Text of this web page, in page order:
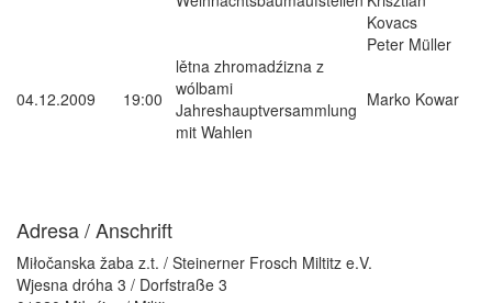
Kovacs
Peter Müller
04.12.2009 19:00
lětna zhromadźizna z
wólbami
Jahreshauptversammlung
mit Wahlen
Marko Kowar
Adresa / Anschrift
Miłočanska žaba z.t. / Steinerner Frosch Miltitz e.V.
Wjesna dróha 3 / Dorfstraße 3